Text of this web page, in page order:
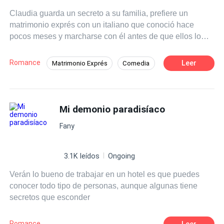
Claudia guarda un secreto a su familia, prefiere un
matrimonio exprés con un italiano que conoció hace
pocos meses y marcharse con él antes de que ellos lo
ensueño en Calabria, un paraíso sobre la tierra y ella
acepta sin pensarlo, aunque una voz interior le pide una y
infierno?
Romance Matrimonio Exprés Comedia Leer
Mi demonio paradisíaco
Fany
3.1K leídos Ongoing
Verán lo bueno de trabajar en un hotel es que puedes
conocer todo tipo de personas, aunque algunas tiene
secretos que esconder